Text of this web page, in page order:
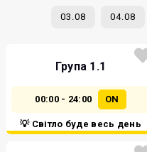
03.08 04.08
Група 1.1
00:00 - 24:00 ON
💡 Світло буде весь день